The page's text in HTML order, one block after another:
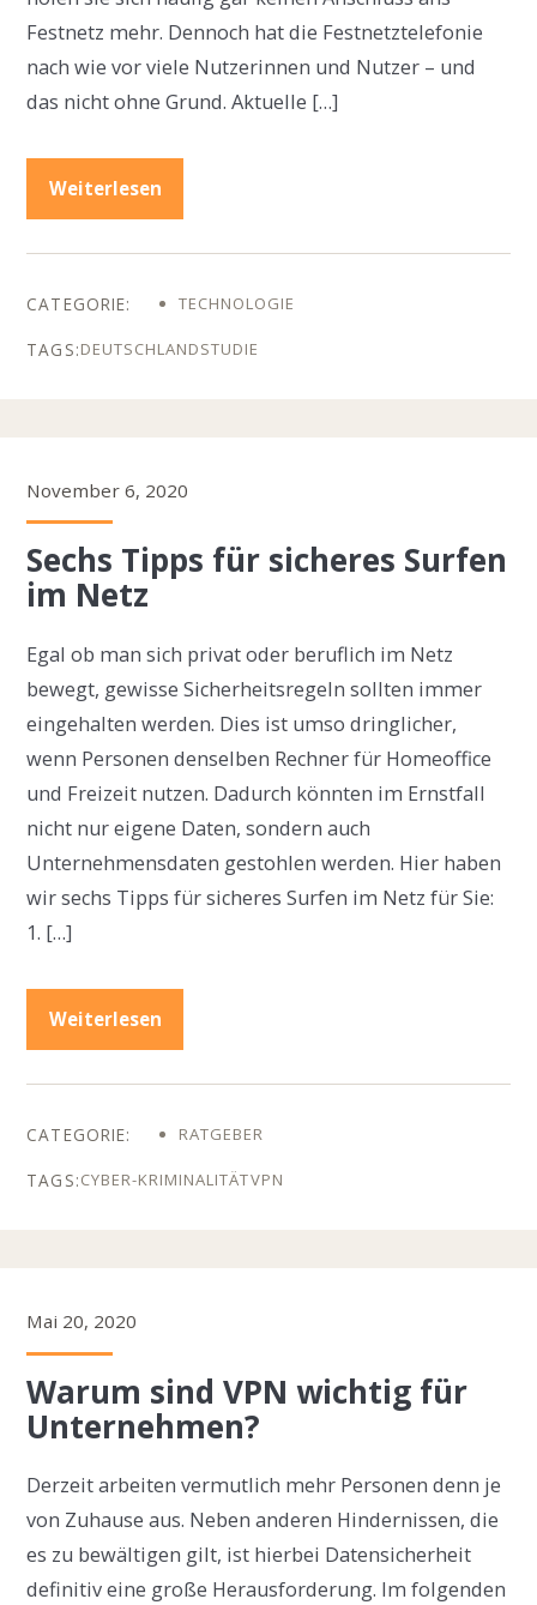
Festnetz mehr. Dennoch hat die Festnetztelefonie
nach wie vor viele Nutzerinnen und Nutzer – und
das nicht ohne Grund. Aktuelle […]
Weiterlesen
TECHNOLOGIE
DEUTSCHLANDSTUDIE
November 6, 2020
Sechs Tipps für sicheres Surfen
im Netz
Egal ob man sich privat oder beruflich im Netz
bewegt, gewisse Sicherheitsregeln sollten immer
eingehalten werden. Dies ist umso dringlicher,
wenn Personen denselben Rechner für Homeoffice
und Freizeit nutzen. Dadurch könnten im Ernstfall
nicht nur eigene Daten, sondern auch
Unternehmensdaten gestohlen werden. Hier haben
wir sechs Tipps für sicheres Surfen im Netz für Sie:
1. […]
Weiterlesen
RATGEBER
CYBER-KRIMINALITÄTVPN
Mai 20, 2020
Warum sind VPN wichtig für
Unternehmen?
Derzeit arbeiten vermutlich mehr Personen denn je
von Zuhause aus. Neben anderen Hindernissen, die
es zu bewältigen gilt, ist hierbei Datensicherheit
definitiv eine große Herausforderung. Im folgenden